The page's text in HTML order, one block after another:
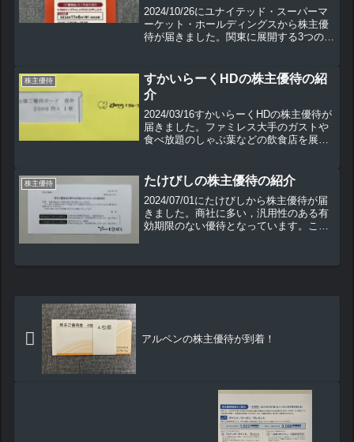
2024/10/26にユナイテッド・スーパーマ
ーケット・ホールディングスから株主優
待が届きました。関東に展開する3つのイ
ない方も楽しめる優待となっています。
こちらの株主優待の内容や使用方法など
を紹介していきます。
株主優待
すかいらーくHDの株主優待の紹
介
2024/03/16すかいらーくHDの株主優待が
届きました。ファミレス大手のガストや
食べ放題のしゃぶ葉などの飲食店を展開
いものの業績も回復し，復配もしまし
た。新NISA...
株主優待 たけびしの株主優待の紹介
2024/07/01にたけびしから株主優待が届
きました。商社に多い，汎用性のある有
効期限のない優待となっています。こち
アルペンの株主優待が到着！